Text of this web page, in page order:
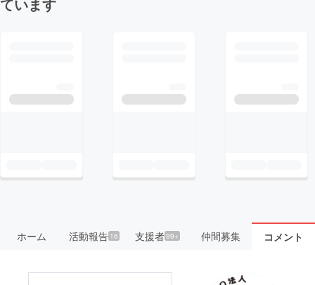
ホーム 活動報告16 支援者99+ 仲間募集 コメント